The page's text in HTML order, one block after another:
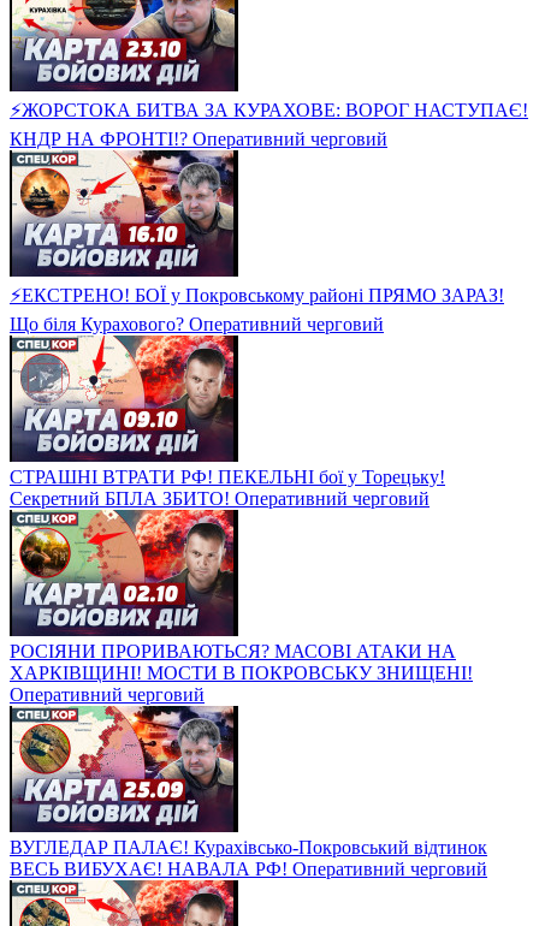
⚡️ЖОРСТОКА БИТВА ЗА КУРАХОВЕ: ВОРОГ НАСТУПАЄ!
КНДР НА ФРОНТІ!? Оперативний черговий
⚡️ЕКСТРЕНО! БОЇ у Покровському районі ПРЯМО ЗАРАЗ!
Що біля Курахового? Оперативний черговий
СТРАШНІ ВТРАТИ РФ! ПЕКЕЛЬНІ бої у Торецьку!
Секретний БПЛА ЗБИТО! Оперативний черговий
РОСІЯНИ ПРОРИВАЮТЬСЯ? МАСОВІ АТАКИ НА
ХАРКІВЩИНІ! МОСТИ В ПОКРОВСЬКУ ЗНИЩЕНІ!
Оперативний черговий
ВУГЛЕДАР ПАЛАЄ! Курахівсько-Покровський відтинок
ВЕСЬ ВИБУХАЄ! НАВАЛА РФ! Оперативний черговий